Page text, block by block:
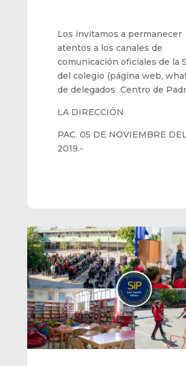
Los invitamos a permanecer
atentos a los canales de
comunicación oficiales de la
del colegio (página web,
de delegados Centro de
LA DIRECCIÓN
PAC. 05 DE NOVIEMBRE
2019.-